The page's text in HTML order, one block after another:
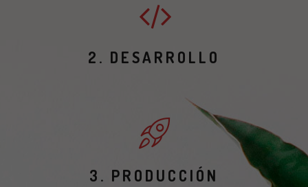
2. DESARROLLO
3. PRODUCCIÓN